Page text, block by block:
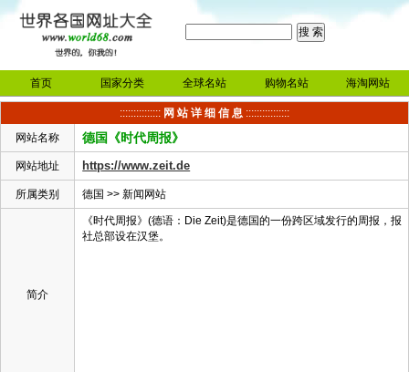
首页 国家分类 全球名站 购物名站 海淘网站
::::::::::::::: 网 站 详 细 信 息 ::::::::::::::::
网站名称
德国《时代周报》
网站地址 https://www.zeit.de
所属类别 德国 >>新闻网站
简介
《时代周报》(德语：Die Zeit)是德国的一份跨区域发行的周报，报
社总部设在汉堡。